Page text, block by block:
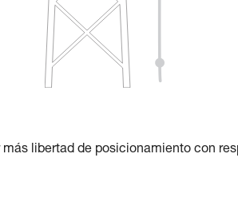
libertad de posicionamiento con